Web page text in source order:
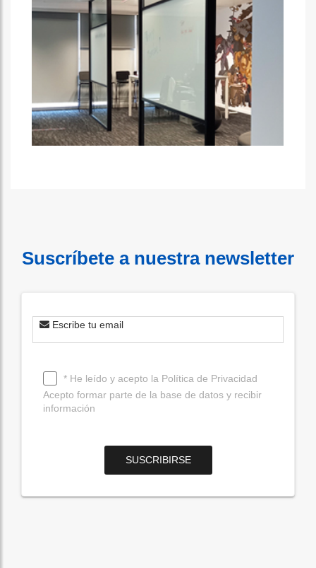
Suscríbete a nuestra newsletter
Escribe tu email
* He leído y acepto la Política de Privacidad
Acepto formar parte de la base de datos y recibir
información
SUSCRIBIRSE